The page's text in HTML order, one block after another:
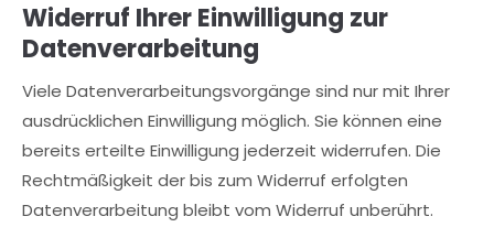
Widerruf Ihrer Einwilligung zur
Datenverarbeitung
Viele Datenverarbeitungsvorgänge sind nur mit Ihrer
ausdrücklichen Einwilligung möglich. Sie können eine
bereits erteilte Einwilligung jederzeit widerrufen. Die
Rechtmäßigkeit der bis zum Widerruf erfolgten
Datenverarbeitung bleibt vom Widerruf unberührt.